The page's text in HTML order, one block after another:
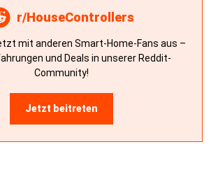
r/HouseControllers
mit anderen Smart-Home-Fans aus –
und Deals in unserer Reddit-
Community!
Jetzt beitreten